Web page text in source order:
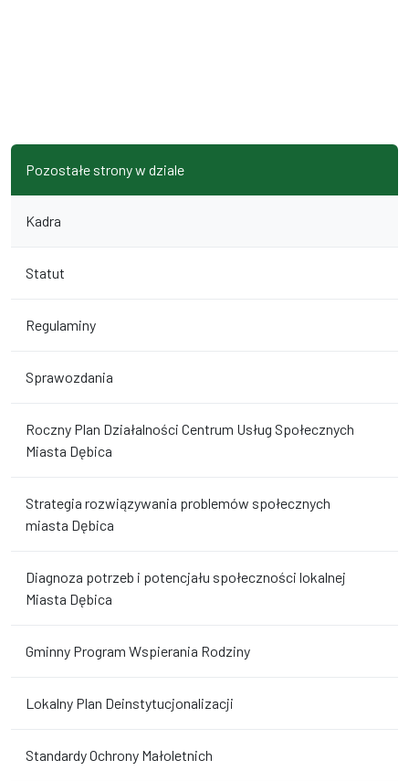
Pozostałe strony w dziale
Kadra
Statut
Regulaminy
Sprawozdania
Roczny Plan Działalności Centrum Usług Społecznych
Miasta Dębica
Strategia rozwiązywania problemów społecznych
miasta Dębica
Diagnoza potrzeb i potencjału społeczności lokalnej
Miasta Dębica
Gminny Program Wspierania Rodziny
Lokalny Plan Deinstytucjonalizacji
Standardy Ochrony Małoletnich